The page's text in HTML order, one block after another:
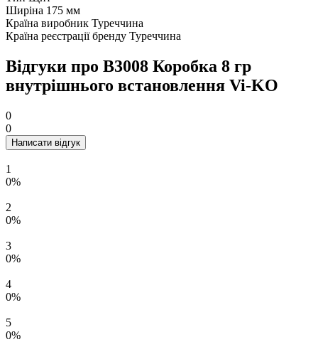
Ширіна 175 мм
Країна виробник Туреччина
Країна реєстрації бренду Туреччина
Відгуки про В3008 Коробка 8 гр
внутрішнього встановлення Vi-KO
0
0
Написати відгук
1
0%
2
0%
3
0%
4
0%
5
0%